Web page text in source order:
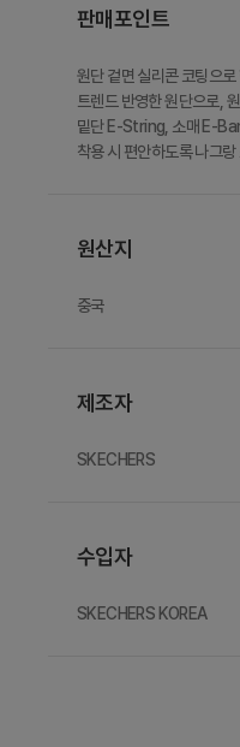
판매포인트
원단 겉면 실리콘 코팅으
트렌드 반영한 원단으로,
밑단 E-String, 소매 E-
착용 시 편안하도록 나그
원산지
중국
제조자
SKECHERS
수입자
SKECHERS KOREA